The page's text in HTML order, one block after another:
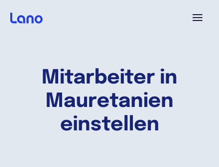
Mitarbeiter in
Mauretanien
einstellen
Warum Lano?